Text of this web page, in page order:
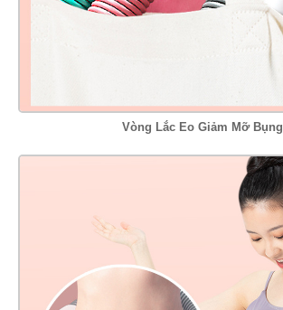
Vòng Lắc Eo Giảm Mỡ Bụng